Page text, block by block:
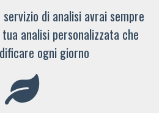
di analisi avrai sempre
analisi personalizzata che
ogni giorno